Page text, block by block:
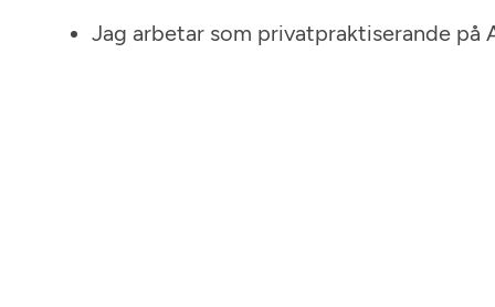
Jag arbetar som privatpraktiserande på